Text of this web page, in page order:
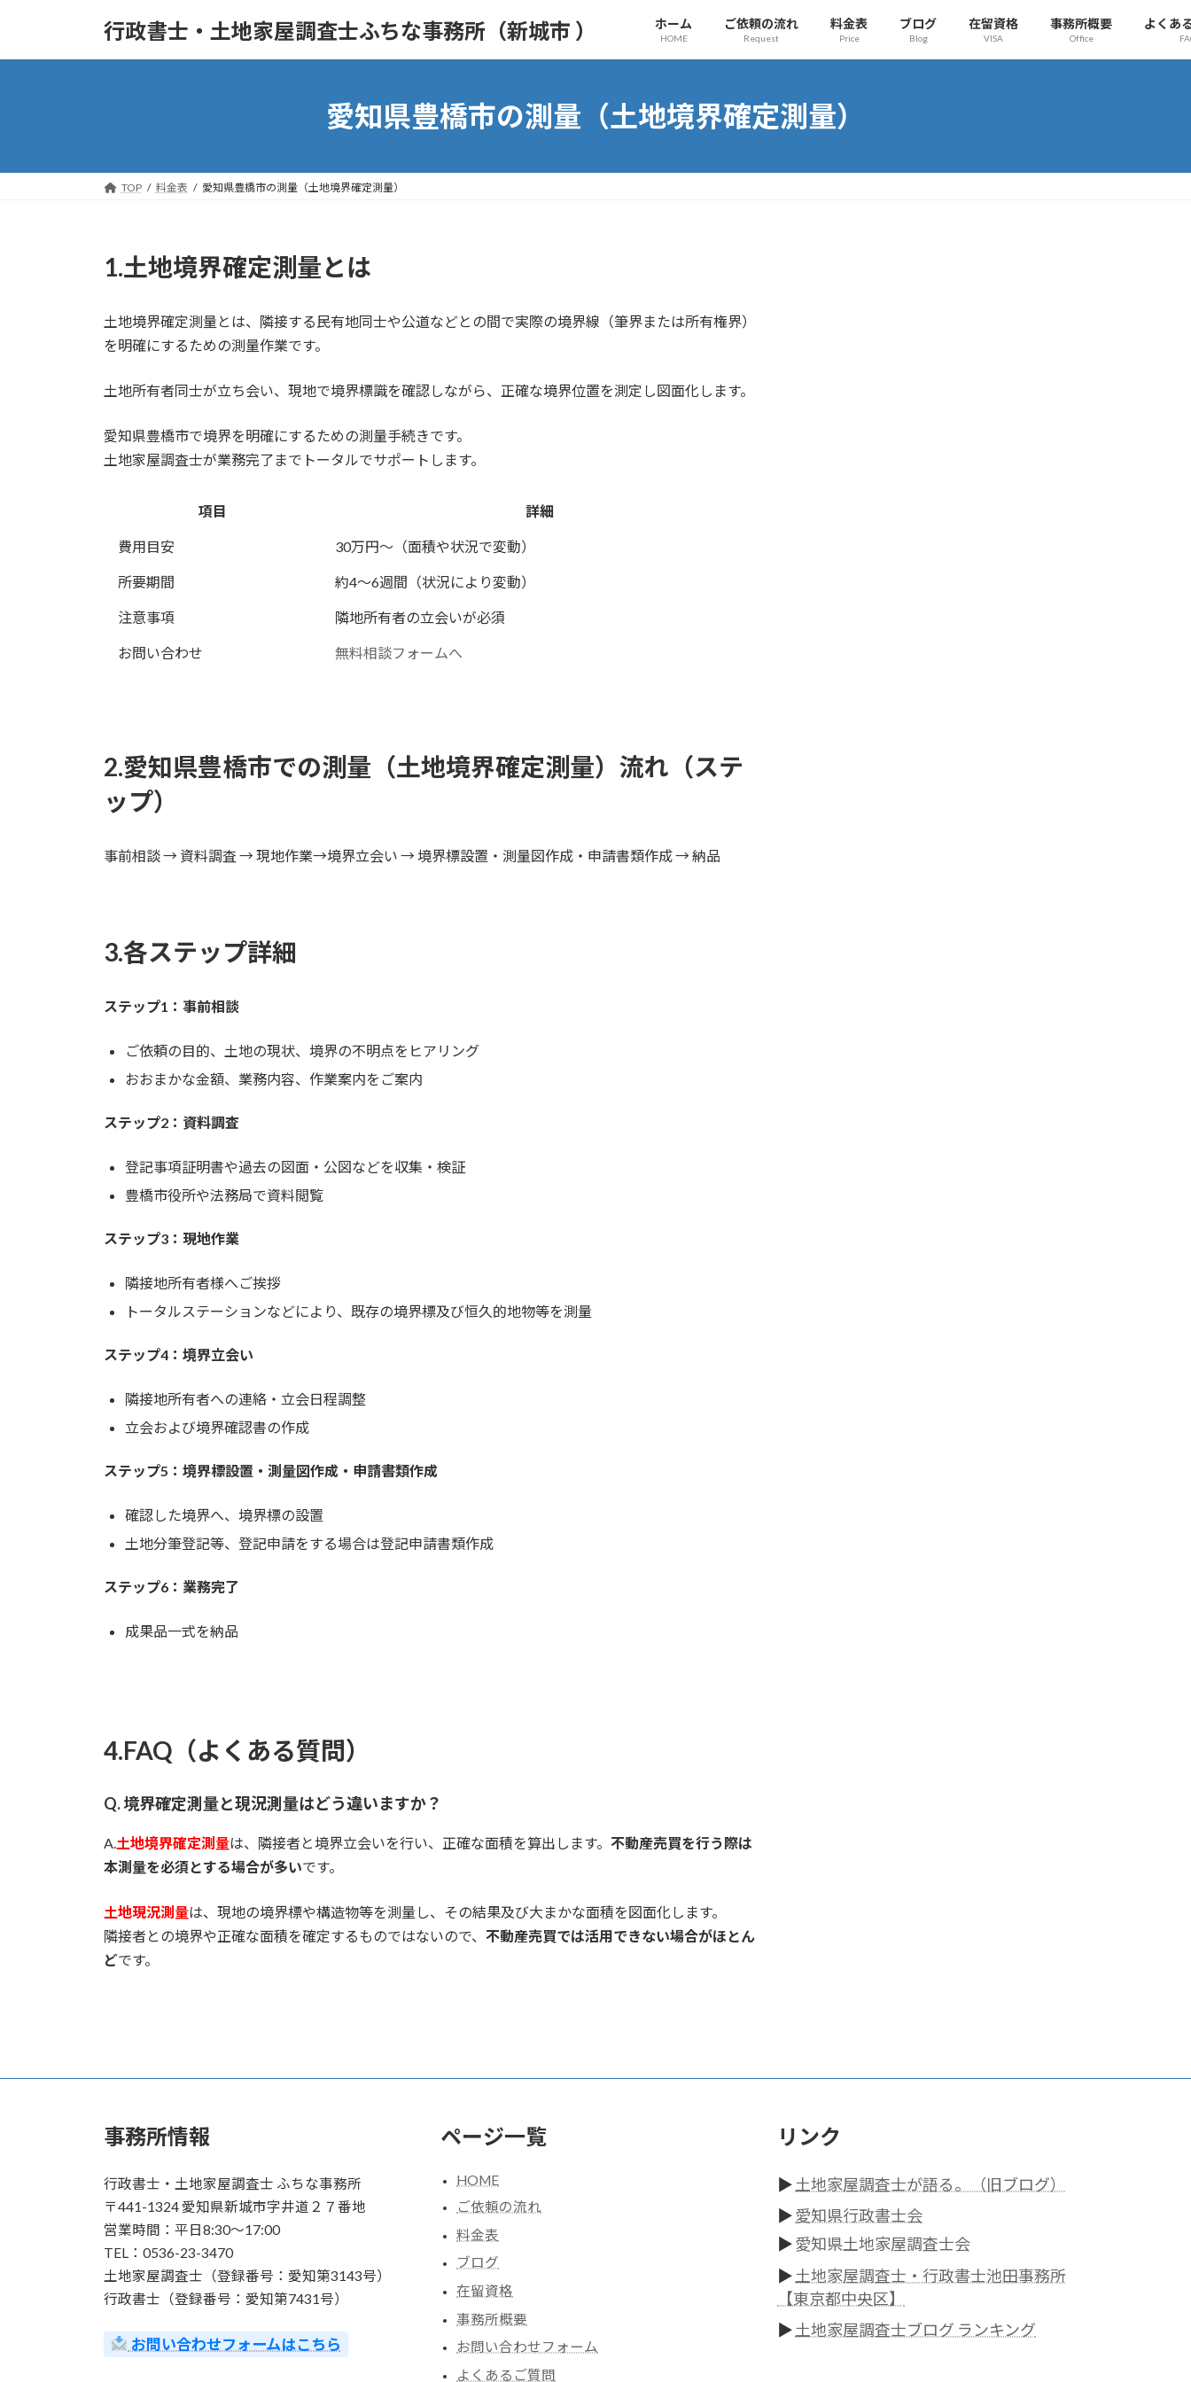
行政書士・土地家屋調査士ふちな事務所（新城市 ） ホーム
HOME
ご依頼の流れ
Request
料金表
Price
ブログ
Blog
在留資格
VISA
事務所概要
Office
よくあ
愛知県豊橋市の測量（土地境界確定測量）
TOP 料金表 愛知県豊橋市の測量（土地境界確定測量）
1.土地境界確定測量とは
土地境界確定測量とは、隣接する民有地同士や公道などとの間で実際の境界線（筆界または所有権界）
を明確にするための測量作業です。
土地所有者同士が立ち会い、現地で境界標識を確認しながら、正確な境界位置を測定し図面化します。
愛知県豊橋市で境界を明確にするための測量手続きです。
土地家屋調査士が業務完了までトータルでサポートします。
項目 詳細
費用目安 30万円～（面積や状況で変動）
所要期間 約4～6週間（状況により変動）
注意事項 隣地所有者の立会いが必須
お問い合わせ 無料相談フォームへ
2.愛知県豊橋市での測量（土地境界確定測量）流れ（ステ
ップ）
事前相談 → 資料調査 → 現地作業→境界立会い → 境界標設置・測量図作成・申請書類作成 → 納品
3.各ステップ詳細
ステップ1：事前相談
ご依頼の目的、土地の現状、境界の不明点をヒアリング
おおまかな金額、業務内容、作業案内をご案内
ステップ2：資料調査
登記事項証明書や過去の図面・公図などを収集・検証
豊橋市役所や法務局で資料閲覧
ステップ3：現地作業
隣接地所有者様へご挨拶
トータルステーションなどにより、既存の境界標及び恒久的地物等を測量
ステップ4：境界立会い
隣接地所有者への連絡・立会日程調整
立会および境界確認書の作成
ステップ5：境界標設置・測量図作成・申請書類作成
確認した境界へ、境界標の設置
土地分筆登記等、登記申請をする場合は登記申請書類作成
ステップ6：業務完了
成果品一式を納品
4.FAQ（よくある質問）
Q. 境界確定測量と現況測量はどう違いますか？
A. 土地境界確定測量は、隣接者と境界立会いを行い、正確な面積を算出します。 不動産売買を行う際は
本測量を必須とする場合が多いです。
土地現況測量は、現地の境界標や構造物等を測量し、その結果及び大まかな面積を図面化します。
隣接者との境界や正確な面積を確定するものではないので、 不動産売買では活用できない場合がほとん
どです。
事務所情報
行政書士・土地家屋調査士 ふちな事務所
〒441-1324 愛知県新城市字井道２７番地
営業時間：平日8:30～17:00
TEL：0536-23-3470
土地家屋調査士（登録番号：愛知第3143号）
行政書士（登録番号：愛知第7431号）
お問い合わせフォームはこちら
ページ一覧
HOME
ご依頼の流れ
料金表
ブログ
在留資格
事務所概要
お問い合わせフォーム
よくあるご質問
リンク
▶土地家屋調査士が語る。（旧ブログ）
▶愛知県行政書士会
▶愛知県土地家屋調査士会
▶土地家屋調査士・行政書士池田事務所
【東京都中央区】
▶土地家屋調査士ブログ ランキング